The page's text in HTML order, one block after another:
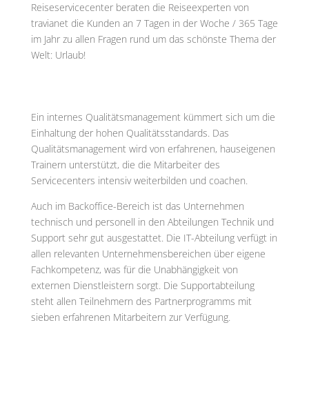
Reiseservicecenter beraten die Reiseexperten von
travianet die Kunden an 7 Tagen in der Woche / 365 Tage
im Jahr zu allen Fragen rund um das schönste Thema der
Welt: Urlaub!
Ein internes Qualitätsmanagement kümmert sich um die
Einhaltung der hohen Qualitätsstandards. Das
Qualitätsmanagement wird von erfahrenen, hauseigenen
Trainern unterstützt, die die Mitarbeiter des
Servicecenters intensiv weiterbilden und coachen.
Auch im Backoffice-Bereich ist das Unternehmen
technisch und personell in den Abteilungen Technik und
Support sehr gut ausgestattet. Die IT-Abteilung verfügt in
allen relevanten Unternehmensbereichen über eigene
Fachkompetenz, was für die Unabhängigkeit von
externen Dienstleistern sorgt. Die Supportabteilung
steht allen Teilnehmern des Partnerprogramms mit
sieben erfahrenen Mitarbeitern zur Verfügung.